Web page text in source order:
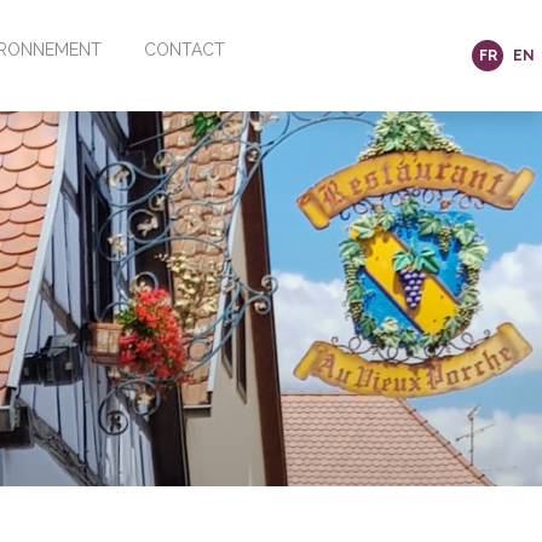
DES
LA VALLÉE
ET SES SITES
CONTACT FR EN